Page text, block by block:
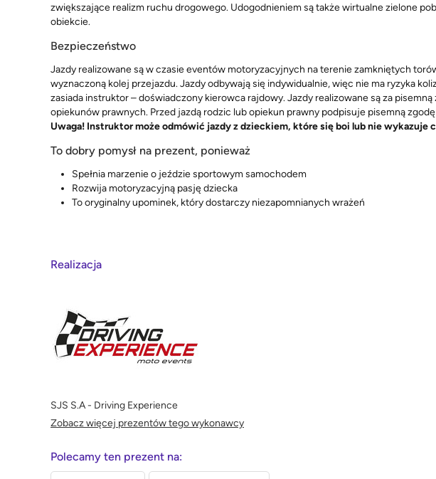
zwiększające realizm ruchu drogowego. Udogodnieniem są także wirtualne zielone
obiekcie.
Bezpieczeństwo
Jazdy realizowane są w czasie eventów motoryzacyjnych na terenie zamkniętych
wyznaczoną kolej przejazdu. Jazdy odbywają się indywidualnie, więc nie ma ryzyka
zasiada instruktor – doświadczony kierowca rajdowy. Jazdy realizowane są za
opiekunów prawnych. Przed jazdą rodzic lub opiekun prawny podpisuje pisemną
Uwaga! Instruktor może odmówić jazdy z dzieckiem, które się boi lub nie wykazuje
To dobry pomysł na prezent, ponieważ
Spełnia marzenie o jeździe sportowym samochodem
Rozwija motoryzacyjną pasję dziecka
To oryginalny upominek, który dostarczy niezapomnianych wrażeń
Realizacja
SJS S.A - Driving Experience
Zobacz więcej prezentów tego wykonawcy
Polecamy ten prezent na: